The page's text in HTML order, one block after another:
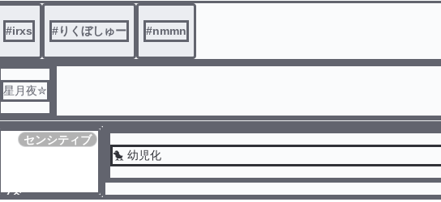
#irxs #りくぼしゅー #nmmn
星月夜✮
ノベ
センシティブ
🐤 幼児化